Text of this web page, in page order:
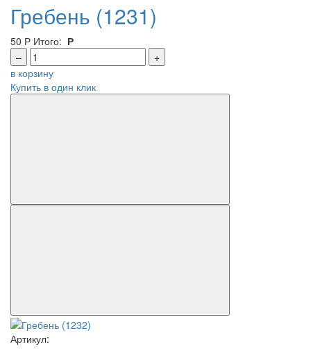
Гребень (1231)
50 Р Итого: Р
–
+
в корзину
Купить в один клик
Артикул: